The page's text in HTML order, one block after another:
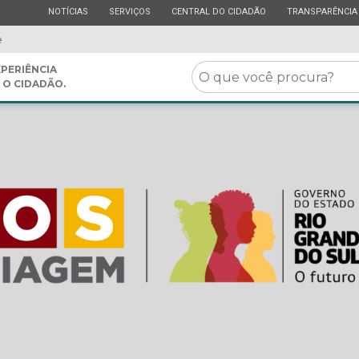
ESTADO
NOTÍCIAS ESTADO
SERVIÇOS ESTADO
CENTRAL DO CIDADÃO ESTADO
TRANSPARÊNCIA
O CIDADÃO.
O
que
você